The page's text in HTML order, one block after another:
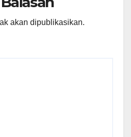
akan dipublikasikan.